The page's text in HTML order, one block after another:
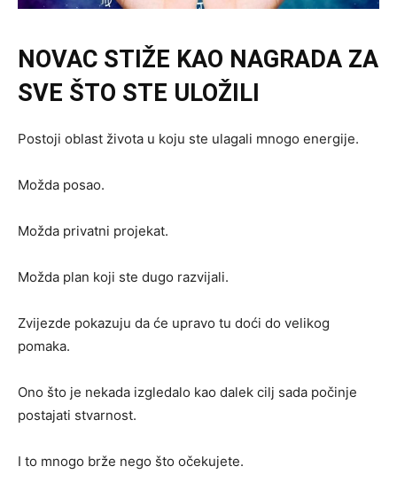
NOVAC STIŽE KAO NAGRADA ZA
SVE ŠTO STE ULOŽILI
Postoji oblast života u koju ste ulagali mnogo energije.
Možda posao.
Možda privatni projekat.
Možda plan koji ste dugo razvijali.
Zvijezde pokazuju da će upravo tu doći do velikog
pomaka.
Ono što je nekada izgledalo kao dalek cilj sada počinje
postajati stvarnost.
I to mnogo brže nego što očekujete.